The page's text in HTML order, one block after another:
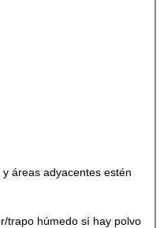
áreas adyacentes estén
trapo húmedo sí hay polvo